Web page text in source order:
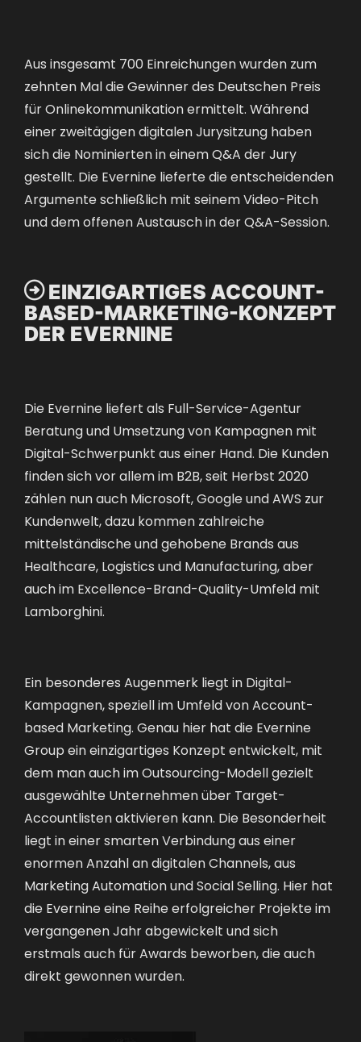
Aus insgesamt 700 Einreichungen wurden zum
zehnten Mal die Gewinner des Deutschen Preis
für Onlinekommunikation ermittelt. Während
einer zweitägigen digitalen Jurysitzung haben
sich die Nominierten in einem Q&A der Jury
gestellt. Die Evernine lieferte die entscheidenden
Argumente schließlich mit seinem Video-Pitch
und dem offenen Austausch in der Q&A-Session.
 EINZIGARTIGES ACCOUNT-
BASED-MARKETING-KONZEPT
DER EVERNINE
Die Evernine liefert als Full-Service-Agentur
Beratung und Umsetzung von Kampagnen mit
Digital-Schwerpunkt aus einer Hand. Die Kunden
finden sich vor allem im B2B, seit Herbst 2020
zählen nun auch Microsoft, Google und AWS zur
Kundenwelt, dazu kommen zahlreiche
mittelständische und gehobene Brands aus
Healthcare, Logistics und Manufacturing, aber
auch im Excellence-Brand-Quality-Umfeld mit
Lamborghini.
Ein besonderes Augenmerk liegt in Digital-
Kampagnen, speziell im Umfeld von Account-
based Marketing. Genau hier hat die Evernine
Group ein einzigartiges Konzept entwickelt, mit
dem man auch im Outsourcing-Modell gezielt
ausgewählte Unternehmen über Target-
Accountlisten aktivieren kann. Die Besonderheit
liegt in einer smarten Verbindung aus einer
enormen Anzahl an digitalen Channels, aus
Marketing Automation und Social Selling. Hier hat
die Evernine eine Reihe erfolgreicher Projekte im
vergangenen Jahr abgewickelt und sich
erstmals auch für Awards beworben, die auch
direkt gewonnen wurden.